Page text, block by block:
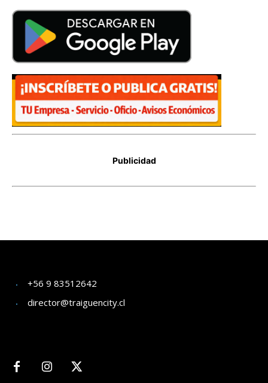
+56 9 83512642
director@traiguencity.cl